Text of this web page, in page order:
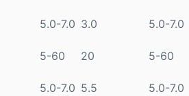
5.0-7.0 3.0 5.0-7.0
5-60 20 5-60
5.0-7.0 5.5 5.0-7.0